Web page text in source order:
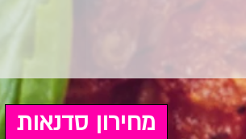
מחירון סדנאות